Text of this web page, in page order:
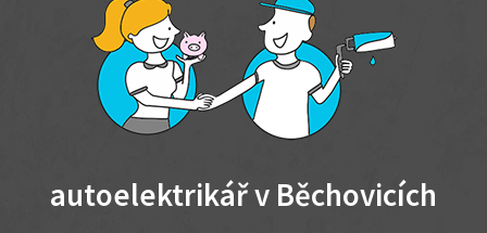
autoelektrikář v Běchovicích